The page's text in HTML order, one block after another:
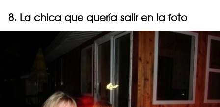
8. La chica que quería salir en la foto